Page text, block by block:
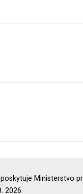
Ministerstvo
2026.